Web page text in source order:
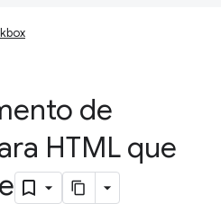
de
HTML que